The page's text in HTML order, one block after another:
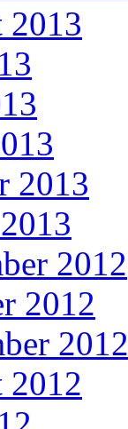
2013
2013
2012
2012
2012
2012